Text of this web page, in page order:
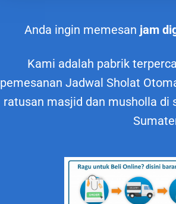
Anda ingin memesan jam
Kami adalah pabrik
pemesanan Jadwal Sholat
ratusan masjid dan musholla di